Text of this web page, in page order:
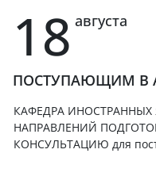
18 августа
ПОСТУПАЮЩИМ В
КАФЕДРА
НАПРАВЛЕНИЙ
КОНСУЛЬТАЦИЮ для